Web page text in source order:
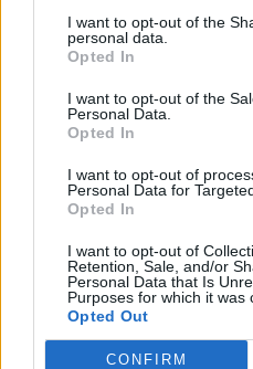
I want to opt-out of the
personal data.
Opted In
I want to opt-out of the
Personal Data.
Opted In
I want to opt-out of
Personal Data for
Opted In
I want to opt-out of
Retention, Sale, and/or
Personal Data that Is
Purposes for which it was
Opted Out
CONFIRM
ALTRE NOTIZIE DI